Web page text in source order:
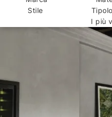
Stile
I più